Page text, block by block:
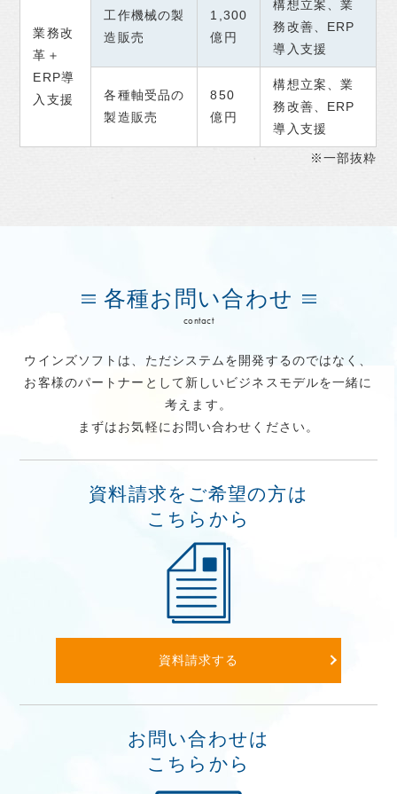
業務改
革＋
ERP導
入支援
工作機械の製
造販売
1,300
億円
構想立案、業
務改善、ERP
導入支援
各種軸受品の
製造販売
850
億円
構想立案、業
務改善、ERP
導入支援
※一部抜粋
各種お問い合わせ
contact
ウインズソフトは、ただシステムを開発するのではなく、
お客様のパートナーとして新しいビジネスモデルを一緒に
考えます。
まずはお気軽にお問い合わせください。
資料請求をご希望の方は
こちらから
資料請求する
お問い合わせは
こちらから